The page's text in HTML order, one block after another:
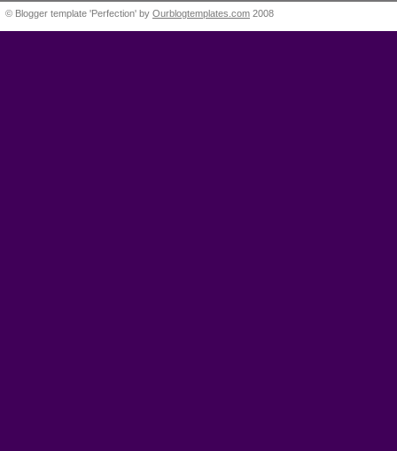
© Blogger template 'Perfection' by Ourblogtemplates.com 2008